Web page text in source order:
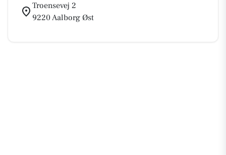
Troensevej 2
9220 Aalborg Øst